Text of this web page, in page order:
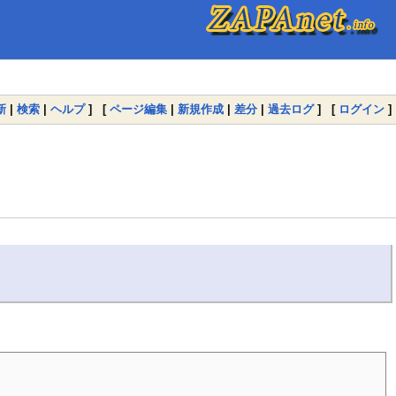
| 検索 | ヘルプ] [ ページ編集 | 新規作成 | 差分 | 過去ログ] [ ログイン ]